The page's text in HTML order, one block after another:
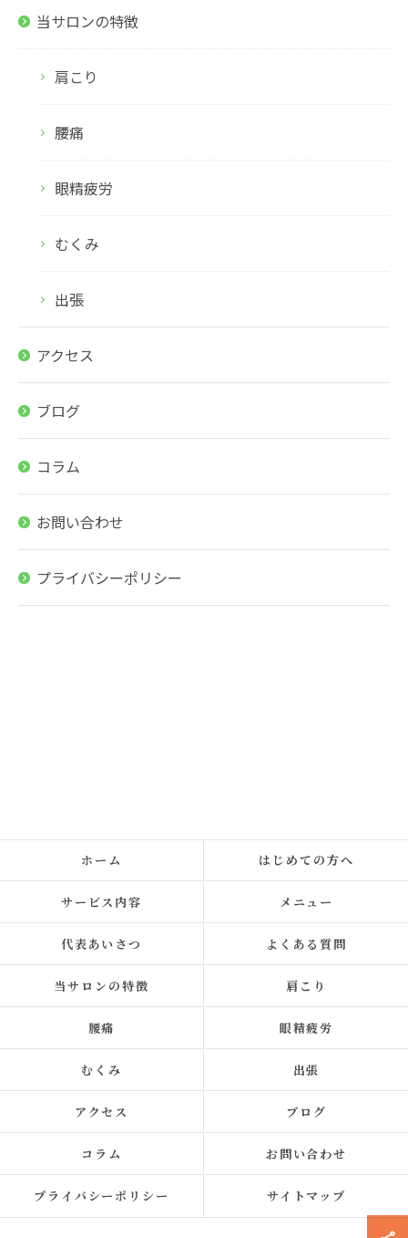
当サロンの特徴
肩こり
腰痛
眼精疲労
むくみ
出張
アクセス
ブログ
コラム
お問い合わせ
プライバシーポリシー
ホーム はじめての方へ
サービス内容 メニュー
代表あいさつ よくある質問
当サロンの特徴 肩こり
腰痛 眼精疲労
むくみ 出張
アクセス ブログ
コラム お問い合わせ
プライバシーポリシー サイトマップ